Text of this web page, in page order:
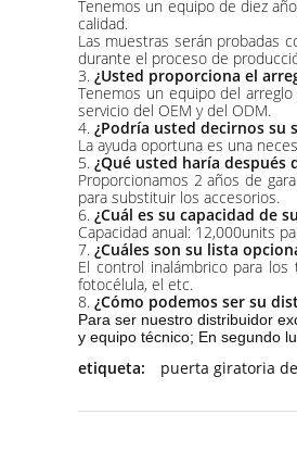
Tenemos un equipo de diez
calidad.
Las muestras serán probadas
durante el proceso de
3. ¿Usted proporciona el
Tenemos un equipo del
servicio del OEM y del ODM.
4. ¿Podría usted decirnos su
La ayuda oportuna es una
5. ¿Qué usted haría después
Proporcionamos 2 años de
para substituir los accesorios.
6. ¿Cuál es su capacidad de
Capacidad anual: 12,000units
7. ¿Cuáles son su lista
El control inalámbrico para
fotocélula, el etc.
8. ¿Cómo podemos ser su
Para ser nuestro distribuidor
y equipo técnico; En segundo
etiqueta: puerta giratoria